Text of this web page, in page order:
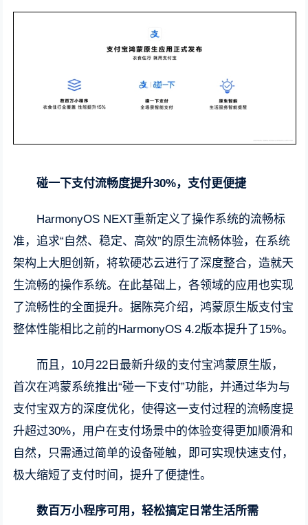
碰一下支付流畅度提升30%，支付更便捷
HarmonyOS NEXT重新定义了操作系统的流畅标
准，追求“自然、稳定、高效”的原生流畅体验，在系统
架构上大胆创新，将软硬芯云进行了深度整合，造就天
生流畅的操作系统。在此基础上，各领域的应用也实现
了流畅性的全面提升。据陈亮介绍，鸿蒙原生版支付宝
整体性能相比之前的HarmonyOS 4.2版本提升了15%。
而且，10月22日最新升级的支付宝鸿蒙原生版，
首次在鸿蒙系统推出“碰一下支付”功能，并通过华为与
支付宝双方的深度优化，使得这一支付过程的流畅度提
升超过30%，用户在支付场景中的体验变得更加顺滑和
自然，只需通过简单的设备碰触，即可实现快速支付，
极大缩短了支付时间，提升了便捷性。
数百万小程序可用，轻松搞定日常生活所需